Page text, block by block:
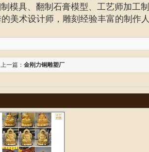
模具、翻制石膏模型、工艺师加工制
美术设计师，雕刻经验丰富的制作人
上一篇： 金刚力铜雕塑厂